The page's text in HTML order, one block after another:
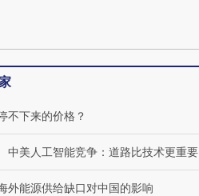
不下来的价格？
中美人工智能竞争：道路比技术更重要
外能源供给缺口对中国的影响